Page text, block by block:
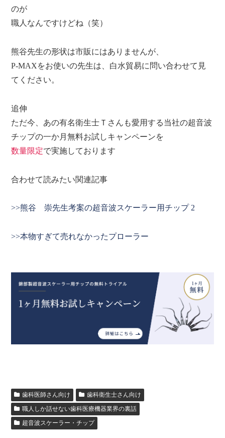
のが
職人なんですけどね（笑）
熊谷先生の形状は市販にはありませんが、
P-MAXをお使いの先生は、白水貿易に問い合わせて見
てください。
追伸
ただ今、あの有名衛生士Ｔさんも愛用する当社の超音波
チップの一か月無料お試しキャンペーンを
数量限定で実施しております
合わせて読みたい関連記事
>>熊谷 崇先生考案の超音波スケーラー用チップ 2
>>本物すぎて売れなかったプローラー
歯科医師さん向け
歯科衛生士さん向け
職人しか話せない歯科医療機器業界の裏話
超音波スケーラー・チップ